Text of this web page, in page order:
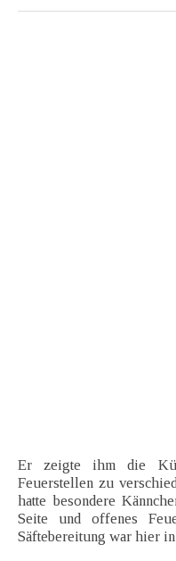
Er zeigte ihm die
Feuerstellen zu
hatte besondere
Seite und offenes
Säftebereitung war hier